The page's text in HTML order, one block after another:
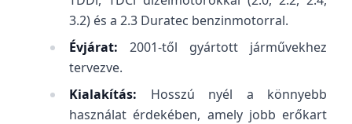
3.2) és a 2.3 Duratec benzinmotorral.
Évjárat: 2001-től gyártott járművekhez
tervezve.
Kialakítás: Hosszú nyél a könnyebb
használat érdekében, amely jobb erőkart